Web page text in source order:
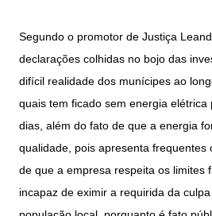
Segundo o promotor de Justiça
declarações colhidas no bojo das
difícil realidade dos munícipes ao
quais tem ficado sem energia
dias, além do fato de que a energia
qualidade, pois apresenta frequentes
de que a empresa respeita os limites
incapaz de eximir a requirida da